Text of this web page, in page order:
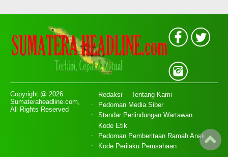
Copyright @ 2026
Sumateraheadline.com,
All Rights Reserved
Redaksi
Tentang Kami
Pedoman Media Siber
Standar Perlindungan Wartawan
Kode Etik
Pedoman Pemberitaan Ramah Anak
Kode Perilaku Perusahaan